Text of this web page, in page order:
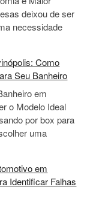
deixou de ser
necessidade
Como
Seu Banheiro
em
o Modelo Ideal
por box para
uma
em
Identificar Falhas